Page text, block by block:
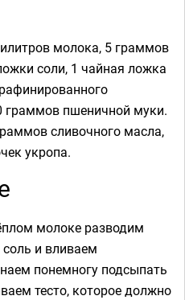
молока, 5 граммов
соли, 1 чайная ложка
граммов пшеничной муки.
сливочного масла,
укропа.
молоке разводим
и вливаем
понемногу подсыпать
тесто, которое должно